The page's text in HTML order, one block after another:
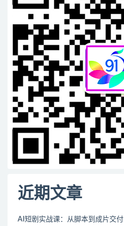
近期文章
AI短剧实战课：从脚本到成片交付